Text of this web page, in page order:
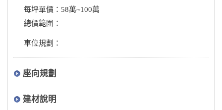
每坪單價：58萬~100萬
總價範圍：
車位規劃：
座向規劃
建材說明